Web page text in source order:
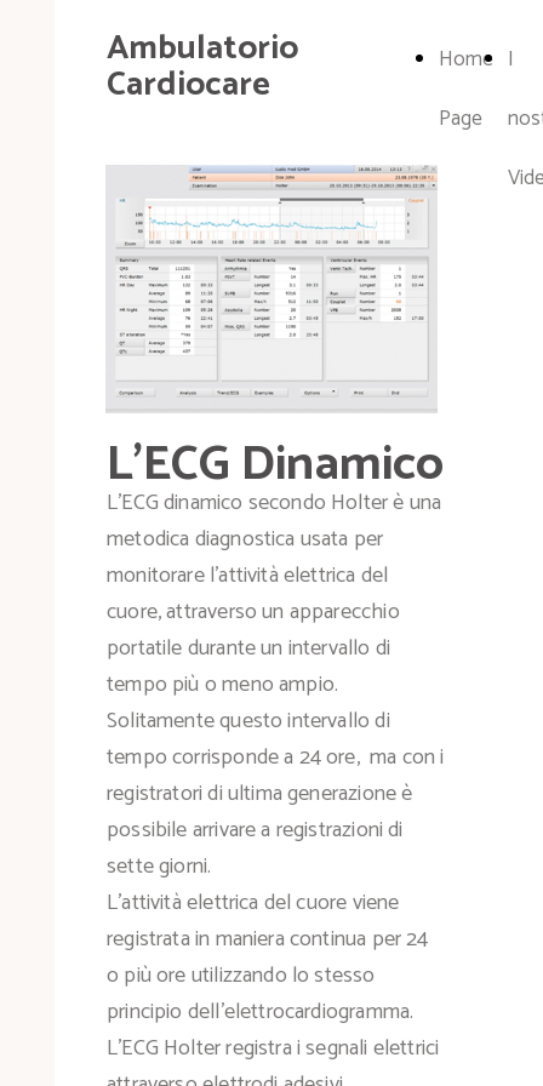
Home
Page
I
Ambulatorio
Cardiocare
L'ECG Dinamico
L’ECG dinamico secondo Holter è una
metodica diagnostica usata per
monitorare l'attività elettrica del
cuore, attraverso un apparecchio
portatile durante un intervallo di
tempo più o meno ampio.
Solitamente questo intervallo di
tempo corrisponde a 24 ore, ma con i
registratori di ultima generazione è
possibile arrivare a registrazioni di
sette giorni.
L'attività elettrica del cuore viene
registrata in maniera continua per 24
o più ore utilizzando lo stesso
principio dell'elettrocardiogramma.
L’ECG Holter registra i segnali elettrici